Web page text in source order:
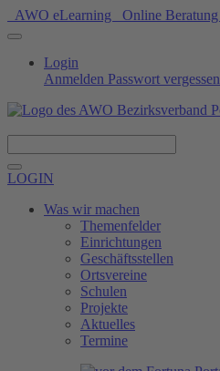
AWO eLearning Online Beratung
Login
Anmelden Passwort vergessen
LOGIN
Was wir machen
Themenfelder
Einrichtungen
Geschäftsstellen
Ortsvereine
Schulen
Projekte
Aktuelles
Termine